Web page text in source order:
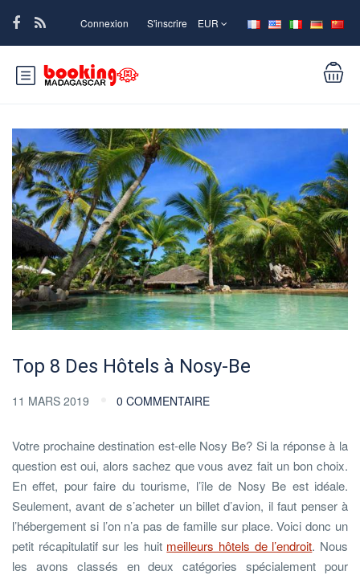
Connexion S'inscrire EUR
Top 8 Des Hôtels à Nosy-Be
11 MARS 2019 0 COMMENTAIRE
Votre prochaine destination est-elle Nosy Be? Si la réponse à la
question est oui, alors sachez que vous avez fait un bon choix.
En effet, pour faire du tourisme, l’île de Nosy Be est idéale.
Seulement, avant de s’acheter un billet d’avion, il faut penser à
l’hébergement si l’on n’a pas de famille sur place. Voici donc un
petit récapitulatif sur les huit meilleurs hôtels de l’endroit. Nous
les avons classés en deux catégories spécialement pour